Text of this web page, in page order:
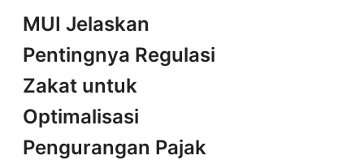
MUI Jelaskan
Pentingnya Regulasi
Zakat untuk
Optimalisasi
Pengurangan Pajak